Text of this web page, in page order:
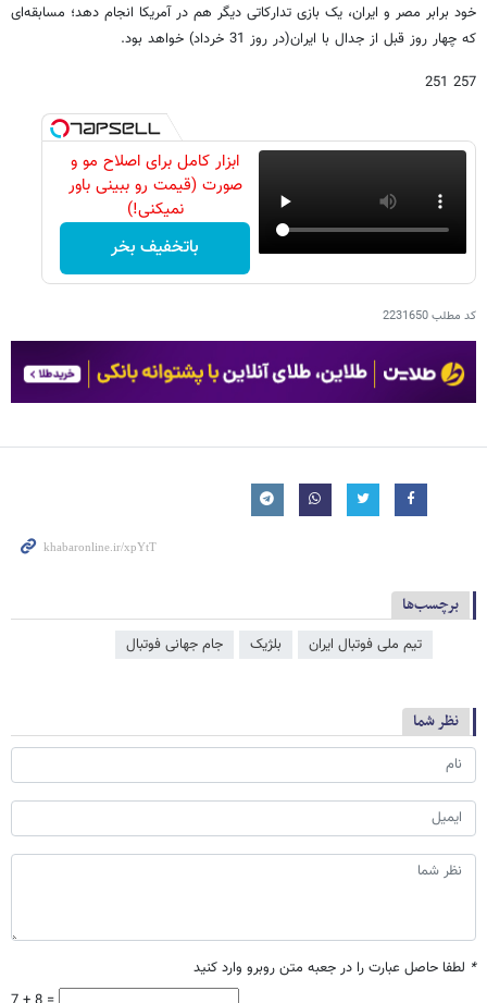
خود برابر مصر و ایران، یک بازی تدارکاتی دیگر هم در آمریکا انجام دهد؛ مسابقه‌ای
که چهار روز قبل از جدال با ایران(در روز 31 خرداد) خواهد بود.
257 251
ابزار کامل برای اصلاح مو و
صورت (قیمت رو ببینی باور
نمیکنی!)
باتخفیف بخر
کد مطلب2231650
برچسب‌ها
تیم ملی فوتبال ایران بلژیک جام جهانی فوتبال
نظر شما
* لطفا حاصل عبارت را در جعبه متن روبرو وارد کنید